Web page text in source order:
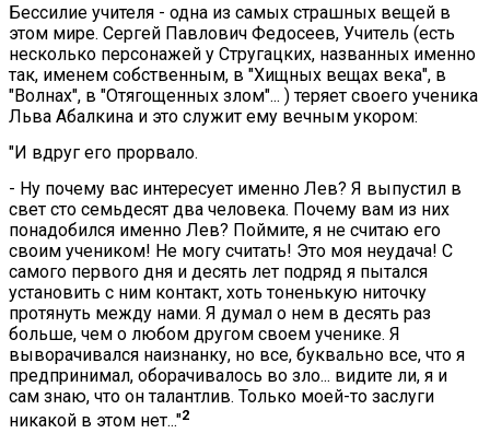
Бессилие учителя - одна из самых страшных вещей в
этом мире. Сергей Павлович Федосеев, Учитель (есть
несколько персонажей у Стругацких, названных именно
так, именем собственным, в "Хищных вещах века", в
"Волнах", в "Отягощенных злом"... ) теряет своего ученика
Льва Абалкина и это служит ему вечным укором:
"И вдруг его прорвало.
- Ну почему вас интересует именно Лев? Я выпустил в
свет сто семьдесят два человека. Почему вам из них
понадобился именно Лев? Поймите, я не считаю его
своим учеником! Не могу считать! Это моя неудача! С
самого первого дня и десять лет подряд я пытался
установить с ним контакт, хоть тоненькую ниточку
протянуть между нами. Я думал о нем в десять раз
больше, чем о любом другом своем ученике. Я
выворачивался наизнанку, но все, буквально все, что я
предпринимал, оборачивалось во зло... видите ли, я и
сам знаю, что он талантлив. Только моей-то заслуги
никакой в этом нет..."2